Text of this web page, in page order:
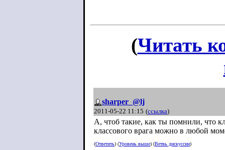
(Читать
sharper_@lj
2011-05-22 11:15 (ссылка)
А, чтоб такие, как ты помнили, что
классового врага можно в любой
(Ответить) (Уровень выше) (Ветвь дискуссии)